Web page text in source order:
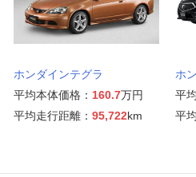
ホンダインテグラ
平均本体価格： 160.7万円
平均走行距離： 95,722km
ホ
平
平